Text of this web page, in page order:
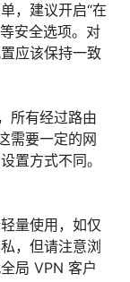
，建议开启“在
安全选项。对
应该保持一致
所有经过路由
需要一定的网
置方式不同。
量使用，如仅
，但请注意浏
局 VPN 客户